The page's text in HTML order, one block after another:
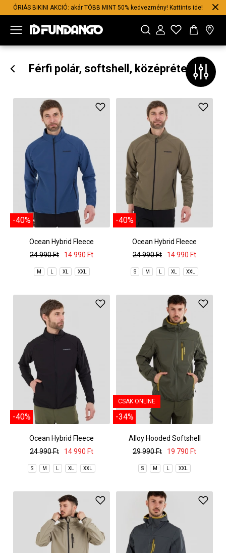
ÓRIÁS BIKINI AKCIÓ: akár TÖBB MINT 50% kedvezmény! Kattints ide!
Férfi polár, softshell, középréteg
-40%
Ocean Hybrid Fleece
24 990 Ft
14 990 Ft
M L XL XXL
-40%
Ocean Hybrid Fleece
24 990 Ft
14 990 Ft
S M L XL XXL
-40%
Ocean Hybrid Fleece
24 990 Ft
14 990 Ft
S M L XL XXL
CSAK ONLINE
-34%
Alloy Hooded Softshell
29 990 Ft
19 790 Ft
S M L XXL